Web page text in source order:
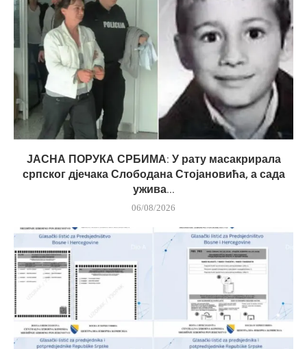
ЈАСНА ПОРУКА СРБИМА: У рату масакрирала
српског дјечака Слободана Стојановића, а сада
ужива...
06/08/2026